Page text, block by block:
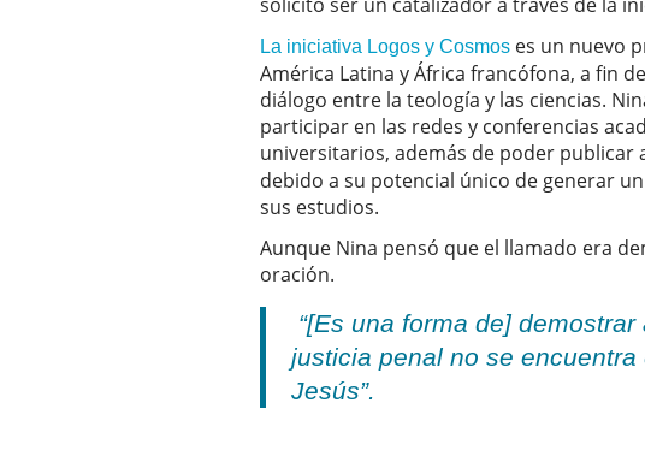
La iniciativa Logos y Cosmos es un nuevo
América Latina y África francófona, a fin
diálogo entre la teología y las ciencias.
participar en las redes y conferencias
universitarios, además de poder publicar
debido a su potencial único de generar
sus estudios.
Aunque Nina pensó que el llamado era
oración.
“[Es una forma de]
justicia penal no se
Jesús”.